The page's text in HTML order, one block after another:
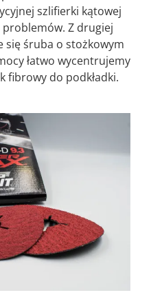
szlifierki kątowej
problemów. Z drugiej
się śruba o stożkowym
łatwo wycentrujemy
fibrowy do podkładki.